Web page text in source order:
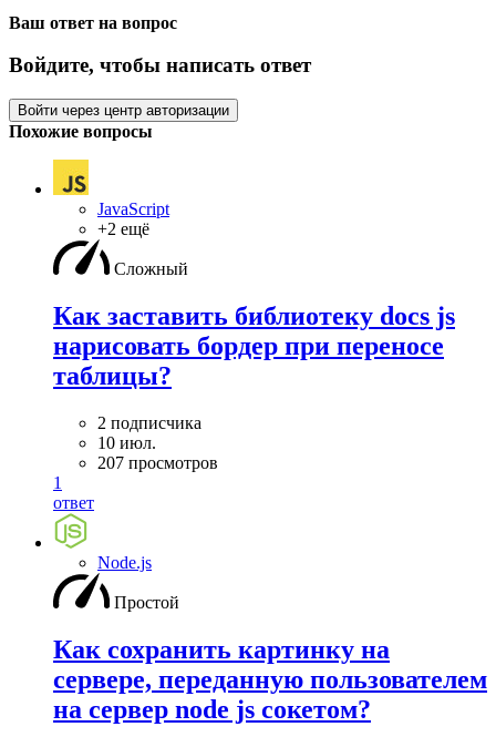
Ваш ответ на вопрос
Войдите, чтобы написать ответ
Войти через центр авторизации
Похожие вопросы
JavaScript
+2 ещё
Сложный
Как заставить библиотеку docs js
нарисовать бордер при переносе
таблицы?
2 подписчика
10 июл.
207 просмотров
1
ответ
Node.js
Простой
Как сохранить картинку на
сервере, переданную пользователем
на сервер node js сокетом?